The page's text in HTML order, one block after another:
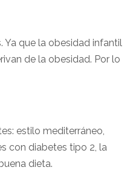
Ya que la obesidad infantil
de la obesidad. Por lo
estilo mediterráneo,
con diabetes tipo 2, la
dieta.